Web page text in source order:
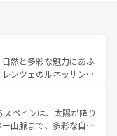
然と多彩な魅力にあふ
ンツェのルネッサンス
やアマルフィ海岸の絶
光の合間には、本場の
料理を堪能することも
ペインは、太陽が降り
山脈まで、多彩な自然